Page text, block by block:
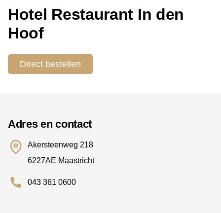
Hotel Restaurant In den
Hoof
Direct bestellen
Adres en contact
Akersteenweg 218
6227AE Maastricht
043 361 0600